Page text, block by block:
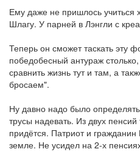
Ему даже не пришлось учиться
Шлагу. У парней в Лэнгли с
Теперь он сможет таскать эту
победобесный антураж
сравнить жизнь тут и там, а
бросаем".
Ну давно надо было
трусы надевать. Из двух
придётся. Патриот и
земле. Не усидел на 2-х